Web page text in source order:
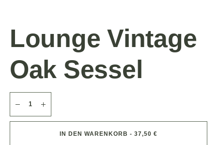
Lounge Vintage
Oak Sessel
IN DEN WARENKORB - 37,50 €